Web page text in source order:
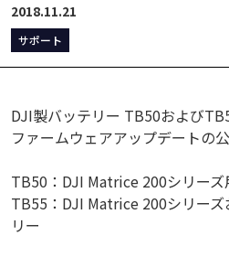
2018.11.21
サポート
DJI製バッテリー TB50および
ファームウェアアップデートの
TB50：DJI Matrice 200シリーズ
TB55：DJI Matrice 200シリー
リー